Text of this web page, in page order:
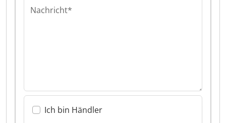
Nachricht*
Ich bin Händler